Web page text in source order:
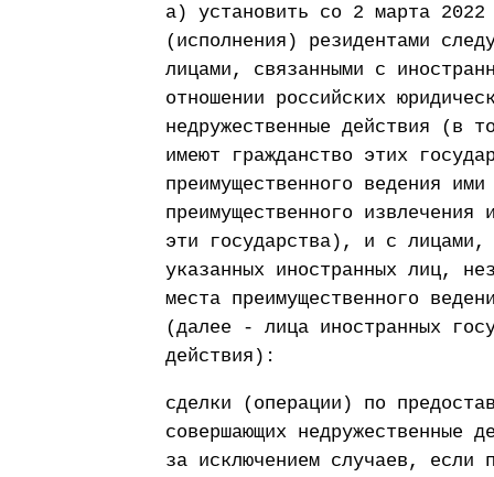
а) установить со 2 марта 2022
(исполнения) резидентами
лицами, связанными с
отношении российских
недружественные действия (в
имеют гражданство этих
преимущественного ведения
преимущественного
эти государства), и с лицами,
указанных иностранных лиц,
места преимущественного
(далее - лица иностранных
действия):
сделки (операции) по
совершающих
за исключением случаев, если